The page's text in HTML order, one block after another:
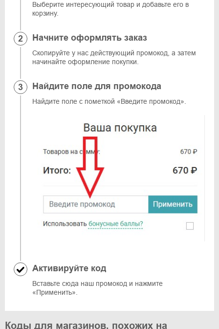
Выберите интересующий товар и добавьте его в
корзину.
Начните оформлять заказ
Скопируйте у нас действующий промокод, а затем
начинайте оформление покупки.
Найдите поле для промокода
Найдите поле с пометкой «Введите промокод».
Активируйте код
Вставьте сюда наш промокод и нажмите
«Применить».
Коды для магазинов, похожих на